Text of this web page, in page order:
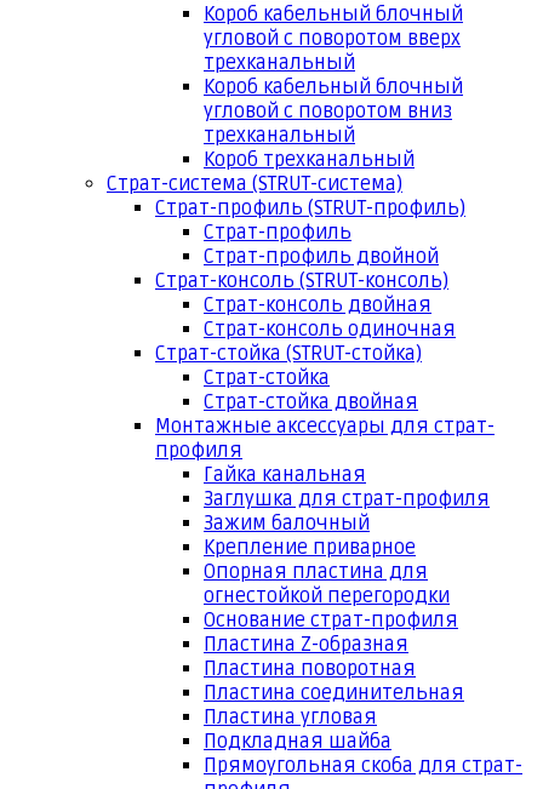
Короб кабельный блочный
угловой с поворотом вверх
трехканальный
Короб кабельный блочный
угловой с поворотом вниз
трехканальный
Короб трехканальный
Страт-система (STRUT-система)
Страт-профиль (STRUT-профиль)
Страт-профиль
Страт-профиль двойной
Страт-консоль (STRUT-консоль)
Страт-консоль двойная
Страт-консоль одиночная
Страт-стойка (STRUT-стойка)
Страт-стойка
Страт-стойка двойная
Монтажные аксессуары для страт-
профиля
Гайка канальная
Заглушка для страт-профиля
Зажим балочный
Крепление приварное
Опорная пластина для
огнестойкой перегородки
Основание страт-профиля
Пластина Z-образная
Пластина поворотная
Пластина соединительная
Пластина угловая
Подкладная шайба
Прямоугольная скоба для страт-